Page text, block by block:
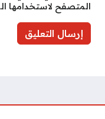
المتصفح لاستخدامها